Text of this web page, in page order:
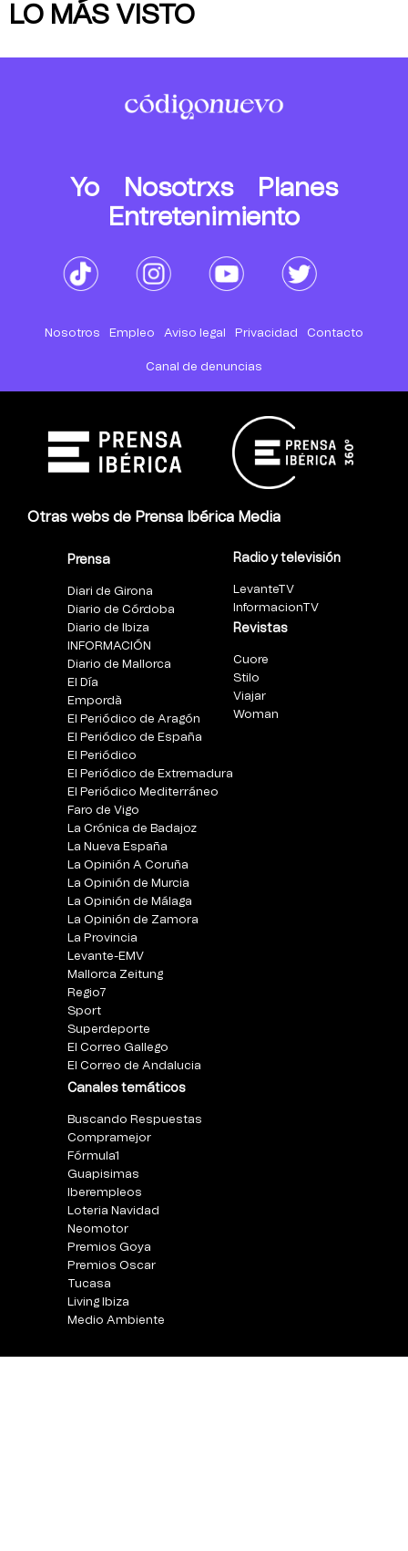
LO MÁS VISTO
Yo Nosotrxs
Planes
Entretenimiento
Nosotros Empleo Aviso legal Privacidad Contacto
Canal de denuncias
Otras webs de Prensa Ibérica Media
Prensa
Diari de Girona
Diario de Córdoba
Diario de Ibiza
INFORMACIÓN
Diario de Mallorca
El Día
Empordà
El Periódico de Aragón
El Periódico de España
El Periódico
El Periódico de Extremadura
El Periódico Mediterráneo
Faro de Vigo
La Crónica de Badajoz
La Nueva España
La Opinión A Coruña
La Opinión de Murcia
La Opinión de Málaga
La Opinión de Zamora
La Provincia
Levante-EMV
Mallorca Zeitung
Regio7
Sport
Superdeporte
El Correo Gallego
El Correo de Andalucia
Canales temáticos
Buscando Respuestas
Compramejor
Fórmula1
Guapisimas
Iberempleos
Loteria Navidad
Neomotor
Premios Goya
Premios Oscar
Tucasa
Living Ibiza
Medio Ambiente
Radio y televisión
LevanteTV
InformacionTV
Revistas
Cuore
Stilo
Viajar
Woman